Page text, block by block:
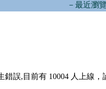
－最近瀏
錯誤,目前有 10004 人上線